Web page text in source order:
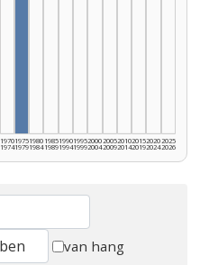
1970
1974
1975
1979
1980
1984
1985
1989
1990
1994
1995
1999
2000
2004
2005
2009
2010
2014
2015
2019
2020
2024
2025
2026
van hang